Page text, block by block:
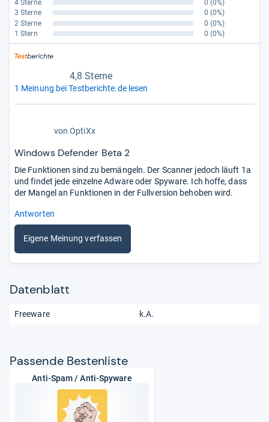
4 Sterne 0 (0%)
3 Sterne
0 (0%)
2 Sterne
0 (0%)
1 Stern
0 (0%)
4,8 Sterne
1 Meinung bei Testberichte.de lesen
5
von OptiXx
Windows Defender Beta 2
Die Funktionen sind zu bemängeln. Der Scanner jedoch läuft 1a
und findet jede einzelne Adware oder Spyware. Ich hoffe, dass
der Mangel an Funktionen in der Fullversion behoben wird.
Antworten
Eigene Meinung verfassen
Datenblatt
Freeware k.A.
Pas­sende Bes­ten­liste
Anti-Spam / Anti-Spyware